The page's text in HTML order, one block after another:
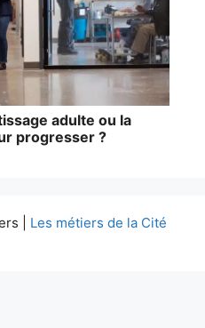
adulte ou la
progresser ?
| Les métiers de la Cité